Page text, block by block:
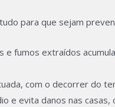
para que sejam
fumos extraídos
com o decorrer do
e evita danos nas